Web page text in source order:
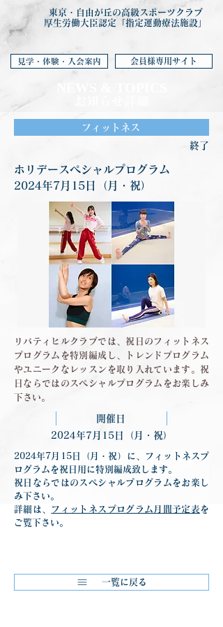
東京・自由が丘の高級スポーツクラブ
厚生労働大臣認定「指定運動療法施設」
見学・体験・入会案内 会員様専用サイト
フィットネス
終了
ホリデースペシャルプログラム
2024年7月15日（月・祝）
リバティヒルクラブでは、祝日のフィットネス
プログラムを特別編成し、トレンドプログラム
やユニークなレッスンを取り入れています。祝
日ならではのスペシャルプログラムをお楽しみ
下さい。
開催日
2024年7月15日（月・祝）
2024年7月15日（月・祝）に、フィットネスプ
ログラムを祝日用に特別編成致します。
祝日ならではのスペシャルプログラムをお楽し
み下さい。
詳細は、
フィットネスプログラム月間予定表 を
ご覧下さい。
一覧に戻る